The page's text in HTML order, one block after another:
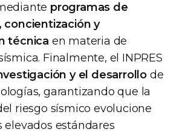
programas de
concientización y
técnica en materia de
Finalmente, el INPRES
y el desarrollo de
garantizando que la
riesgo sísmico evolucione
elevados estándares